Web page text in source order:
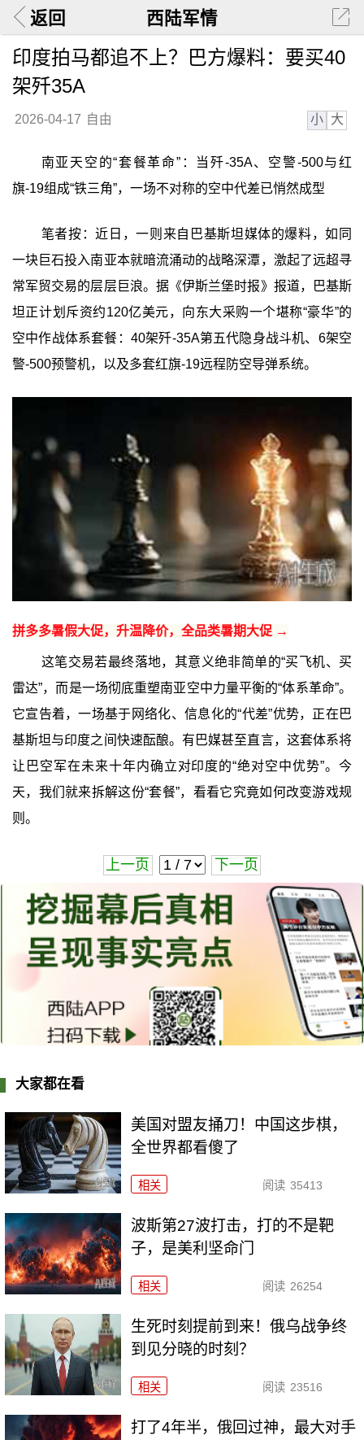
返回 西陆军情
印度拍马都追不上？巴方爆料：要买40
架歼35A
2026-04-17 自由 小 大
南亚天空的“套餐革命”：当歼-35A、空警-500与红
旗-19组成“铁三角”，一场不对称的空中代差已悄然成型
笔者按：近日，一则来自巴基斯坦媒体的爆料，如同
一块巨石投入南亚本就暗流涌动的战略深潭，激起了远超寻
常军贸交易的层层巨浪。据《伊斯兰堡时报》报道，巴基斯
坦正计划斥资约120亿美元，向东大采购一个堪称“豪华”的
空中作战体系套餐：40架歼-35A第五代隐身战斗机、6架空
警-500预警机，以及多套红旗-19远程防空导弹系统。
拼多多暑假大促，升温降价，全品类暑期大促 →
这笔交易若最终落地，其意义绝非简单的“买飞机、买
雷达”，而是一场彻底重塑南亚空中力量平衡的“体系革命”。
它宣告着，一场基于网络化、信息化的“代差”优势，正在巴
基斯坦与印度之间快速酝酿。有巴媒甚至直言，这套体系将
让巴空军在未来十年内确立对印度的“绝对空中优势”。今
天，我们就来拆解这份“套餐”，看看它究竟如何改变游戏规
则。
上一页 下一页
大家都在看
美国对盟友捅刀！中国这步棋，
全世界都看傻了
相关 阅读 35413
波斯第27波打击，打的不是靶
子，是美利坚命门
相关 阅读 26254
生死时刻提前到来！俄乌战争终
到见分晓的时刻？
相关 阅读 23516
打了4年半，俄回过神，最大对手